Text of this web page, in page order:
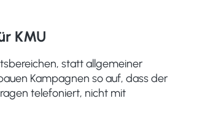
KMU
statt allgemeiner
Kampagnen so auf, dass der
telefoniert, nicht mit